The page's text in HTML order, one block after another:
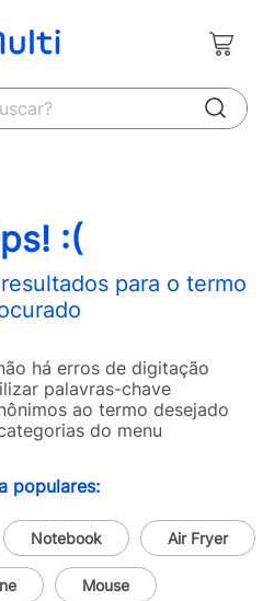
:(
para o termo
há erros de digitação
palavras-chave
ao termo desejado
do menu
populares:
Notebook Air Fryer
Mouse